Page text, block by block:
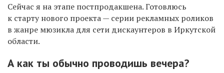
Сейчас я на этапе постпродакшена. Готовлюсь
к старту нового проекта — серии рекламных роликов
в жанре мюзикла для сети дискаунтеров в Иркутской
области.
А как ты обычно проводишь вечера?